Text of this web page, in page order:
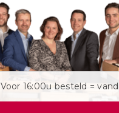
Voor 16:00u besteld =